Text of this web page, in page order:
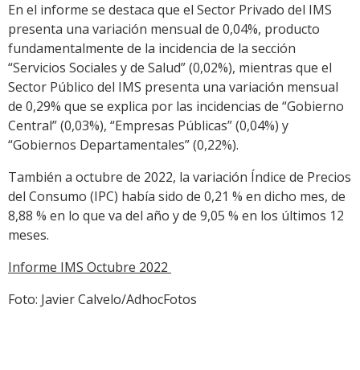
En el informe se destaca que el Sector Privado del IMS
presenta una variación mensual de 0,04%, producto
fundamentalmente de la incidencia de la sección
“Servicios Sociales y de Salud” (0,02%), mientras que el
Sector Público del IMS presenta una variación mensual
de 0,29% que se explica por las incidencias de “Gobierno
Central” (0,03%), “Empresas Públicas” (0,04%) y
“Gobiernos Departamentales” (0,22%).
También a octubre de 2022, la variación Índice de Precios
del Consumo (IPC) había sido de 0,21 % en dicho mes, de
8,88 % en lo que va del año y de 9,05 % en los últimos 12
meses.
Informe IMS Octubre 2022
Foto: Javier Calvelo/AdhocFotos